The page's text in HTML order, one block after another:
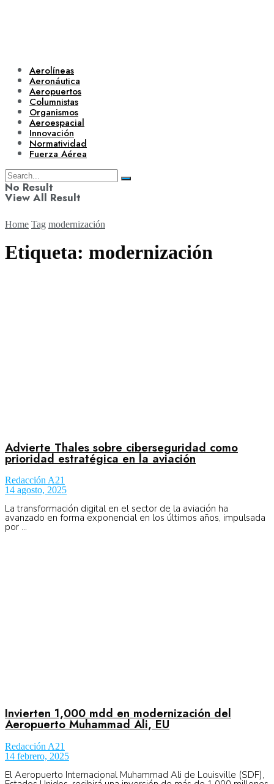
Aerolíneas
Aeronáutica
Aeropuertos
Columnistas
Organismos
Aeroespacial
Innovación
Normatividad
Fuerza Aérea
No Result
View All Result
Organismos
Aeroespacial
No Result
View All Result
Home Tag modernización
Etiqueta: modernización
Advierte Thales sobre ciberseguridad como
prioridad estratégica en la aviación
Redacción A21
14 agosto, 2025
La transformación digital en el sector de la aviación ha
avanzado en forma exponencial en los últimos años, impulsada
por ...
Invierten 1,000 mdd en modernización del
Aeropuerto Muhammad Ali, EU
Redacción A21
14 febrero, 2025
El Aeropuerto Internacional Muhammad Ali de Louisville (SDF),